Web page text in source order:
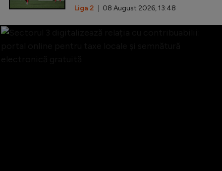
Liga 2 | 08 August 2026, 13:48